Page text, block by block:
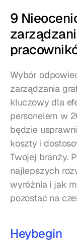
9
Wybór
zarządzania
kluczowy dla
personelem w
będzie
koszty i
Twojej branży.
najlepszych
wyróżnia i jak
pozostać na
Heybegin